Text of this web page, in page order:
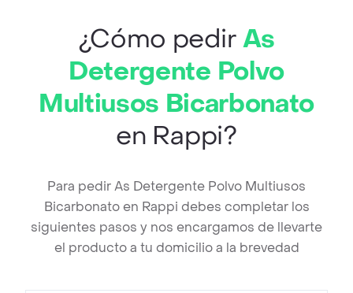
¿Cómo pedirAs
Detergente Polvo
Multiusos Bicarbonato
en Rappi?
Para pedir As Detergente Polvo Multiusos
Bicarbonato en Rappi debes completar los
siguientes pasos y nos encargamos de llevarte
el producto a tu domicilio a la brevedad